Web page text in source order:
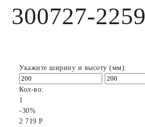
300727-2259
Укажите ширину и высоту (мм):
Кол-во:
1
-30%
2 719 Р